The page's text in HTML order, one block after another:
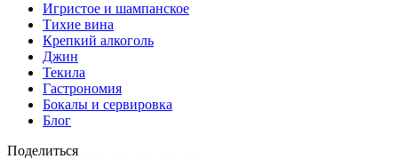
Игристое и шампанское
Тихие вина
Крепкий алкоголь
Джин
Текила
Гастрономия
Бокалы и сервировка
Блог
Поделиться